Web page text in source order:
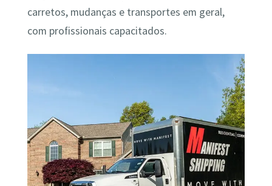
carretos, mudanças e transportes em geral,
com profissionais capacitados.